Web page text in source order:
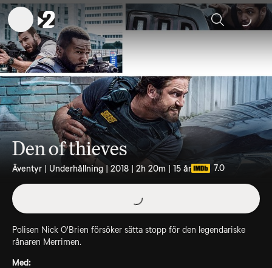
Sök
Den of thieves
Äventyr | Underhållning | 2018 | 2h 20m | 15 år 7.0
Polisen Nick O'Brien försöker sätta stopp för den legendariske
rånaren Merrimen.
Med: